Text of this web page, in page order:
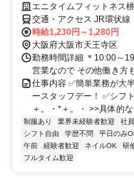
エニタイムフィットネス
交通・アクセス JR環状
時給1,230円～1,280円
大阪府大阪市天王寺区
勤務時間詳細 ＊10:00～
営業なので その他働き方
仕事内容 ✅簡単業務が大
ースタッフデー！ ✅シフ
＋。・*＋。・ >>具体的
制服あり 業界未経験者歓迎 社
シフト自由
学歴不問 平日のみ
午前
経験者歓迎 ネイルOK 研
フルタイム歓迎